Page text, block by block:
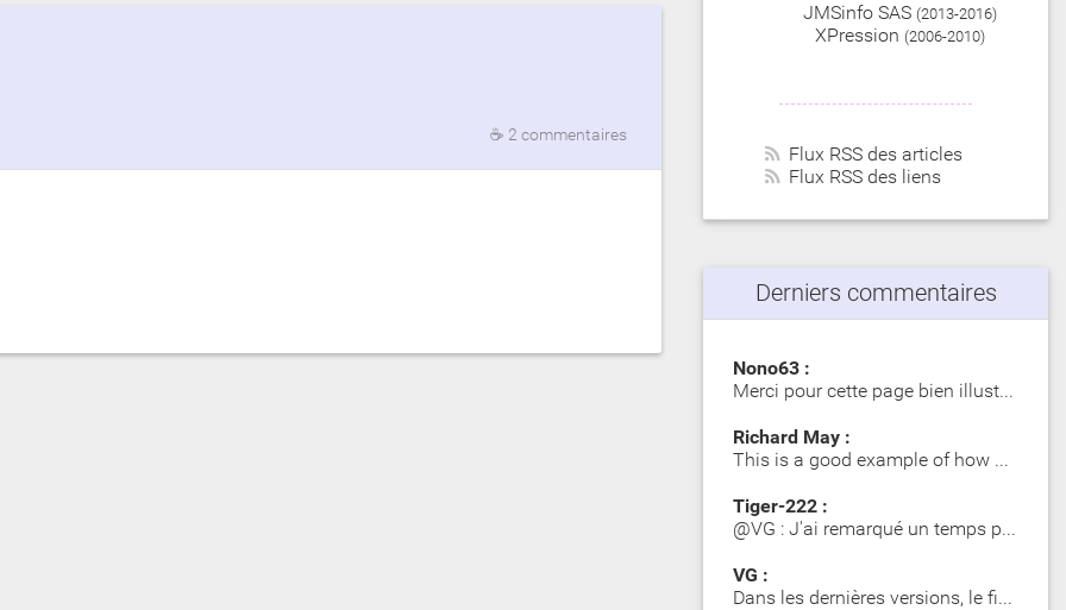
JMSinfo SAS (2013-2016)
XPression (2006-2010)
Flux RSS des articles
Flux RSS des liens
Derniers commentaires
Nono63 :
Merci pour cette page bien illustrée. Les Girelle Paon obs…
Richard May :
This is a good example of how SIP significantly impacts dy…
Tiger-222 :
@VG : J'ai remarqué un temps plus long lors du premier mot…
VG :
Dans les dernières versions, le fichier zip contient des d…
☕ 2 commentaires